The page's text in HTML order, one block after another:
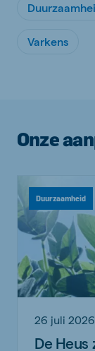
Varkens
Onze
Duurzaamheid
26 juli
De Heus